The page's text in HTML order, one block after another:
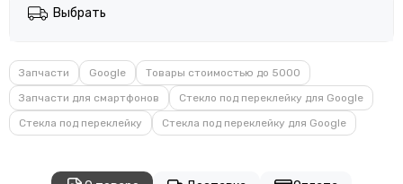
Выбрать
Запчасти Google
Товары стоимостью до 5000
Запчасти для смартфонов
Стекло под переклейку для Google
Стекла под переклейку
Стекла под переклейку для Google